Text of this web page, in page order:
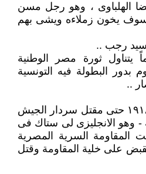
الهلباوى ، وهو رجل مسن
يخون زملاءه ويشى بهم
سيد رجب ..
يتناول ثورة مصر الوطنية
- ثورة ١٩١٩ - يقوم بدور البطولة فيه التونسية
..
والفيلم يتناول الفترة من ١٩١٨ حتى مقتل سردار الجيش
- وهو الانجليزى لى ستاك فى
فعلت المقاومة السرية المصرية
على خلية المقاومة وقتل